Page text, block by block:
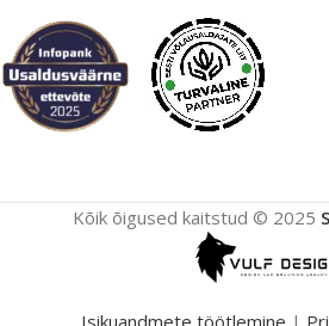
Kõik õigused kaitstud © 2025
Isikuandmete töötlemine |